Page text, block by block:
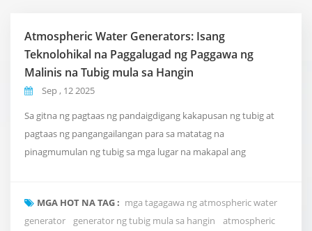
Atmospheric Water Generators: Isang
Teknolohikal na Paggalugad ng Paggawa ng
Malinis na Tubig mula sa Hangin
Sep , 12 2025
Sa gitna ng pagtaas ng pandaigdigang kakapusan ng tubig at
pagtaas ng pangangailangan para sa matatag na
pinagmumulan ng tubig sa mga lugar na makapal ang
moisture mula sa hangin at pag-convert nito sa inuming tubig,
ay unti-unting nakakahanap ng mga aplikasyon sa iba't ibang
MGA HOT NA TAG : mga tagagawa ng atmospheric water
generator
generator ng tubig mula sa hangin
atmospheric